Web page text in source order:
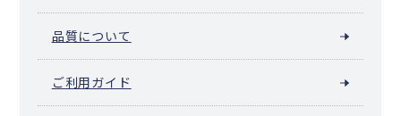
品質について
ご利用ガイド